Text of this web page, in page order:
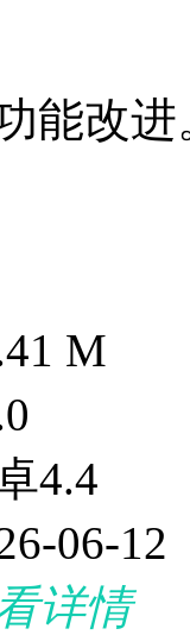
能改
M
4.4
06-12
详情